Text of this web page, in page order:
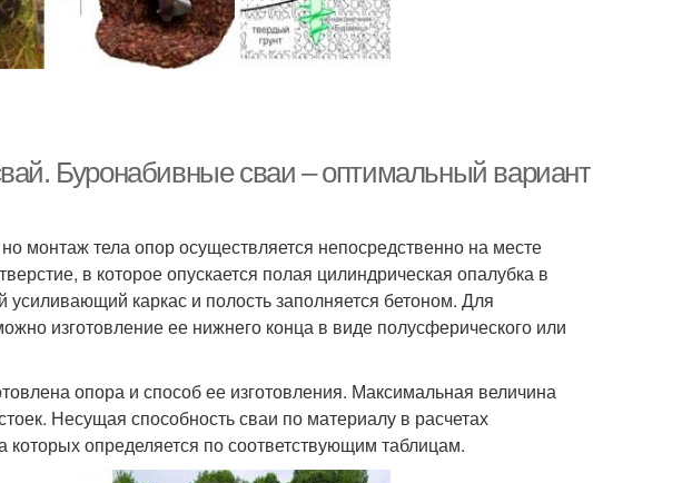
Буронабивные сваи – оптимальный вариант
монтаж тела опор осуществляется непосредственно на месте
в которое опускается полая цилиндрическая опалубка в
усиливающий каркас и полость заполняется бетоном. Для
изготовление ее нижнего конца в виде полусферического или
опора и способ ее изготовления. Максимальная величина
Несущая способность сваи по материалу в расчетах
определяется по соответствующим таблицам.